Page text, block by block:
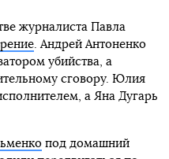
журналиста Павла
. Андрей Антоненко
убийства, а
сговору. Юлия
а Яна Дугарь
под домашний